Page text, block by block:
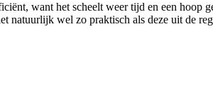
want het scheelt weer tijd en een hoop
natuurlijk wel zo praktisch als deze uit de